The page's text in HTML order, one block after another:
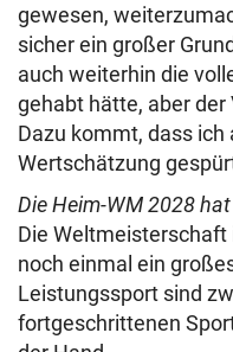
gewesen,
sicher ein großer
auch weiterhin die
gehabt hätte, aber
Dazu kommt, dass
Wertschätzung
Die Heim-WM 2028
Die
noch einmal ein
Leistungssport sind
fortgeschrittenen